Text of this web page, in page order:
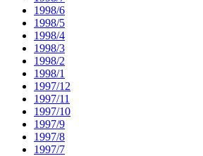
1998/6
1998/5
1998/4
1998/3
1998/2
1998/1
1997/12
1997/11
1997/10
1997/9
1997/8
1997/7